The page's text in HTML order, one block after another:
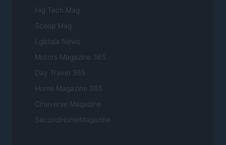
Hig Tech Mag
Scoop Mag
Lgbtqia News
Motors Magazine 365
Day Travel 365
Home Magazine 365
Cineverse Magazine
SecondHomeMagazine